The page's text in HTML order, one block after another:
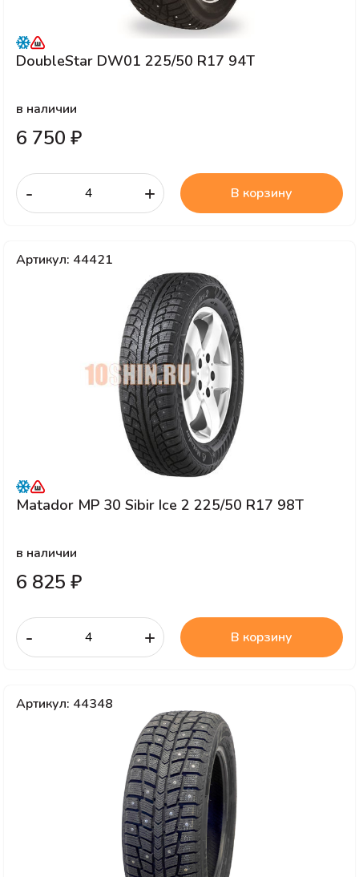
DoubleStar DW01 225/50 R17 94T
в наличии
6 750 ₽
- + В корзину
Артикул: 44421
Matador MP 30 Sibir Ice 2 225/50 R17 98T
в наличии
6 825 ₽
- + В корзину
Артикул: 44348